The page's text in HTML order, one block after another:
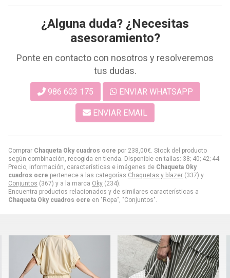
Comprar Chaqueta Oky cuadros ocre por 238,00€ . Stock del producto
según combinación, recogida en tienda. Disponible en tallas: 38; 40; 42; 44.
Precio, información, características e imágenes de Chaqueta Oky
cuadros ocre pertenece a las categorías Chaquetas y blazer (337) y
Conjuntos (367) y a la marca Oky (234).
Encuentra productos relacionados y de similares características a
Chaqueta Oky cuadros ocre en "Ropa", "Conjuntos".
¿Alguna duda? ¿Necesitas
asesoramiento?
Ponte en contacto con nosotros y resolveremos
tus dudas.
986 603 175 ENVIAR WHATSAPP
ENVIAR EMAIL